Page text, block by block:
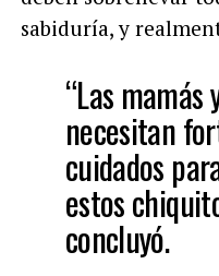
sabiduría, y
“Las
necesitan
cuidados
estos
concluyó.